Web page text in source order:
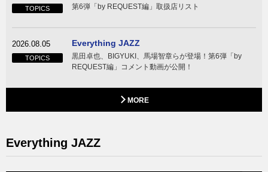
TOPICS 第6弾「by REQUEST編」取扱店リスト
2026.08.05
TOPICS
Everything JAZZ
黒田卓也、BIGYUKI、馬場智章らが登場！第6弾「by
REQUEST編」コメント動画が公開！
MORE
Everything JAZZ